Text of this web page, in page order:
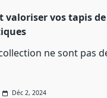
valoriser vos tapis
ne sont pas
Déc 2, 2024